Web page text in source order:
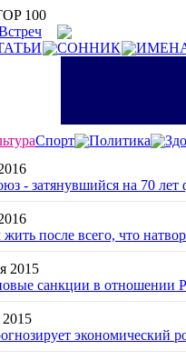
СОННИК
Спорт Политика
- затянувшийся на 70 лет
после всего, что
2015
санкции в отношении
2015
экономический